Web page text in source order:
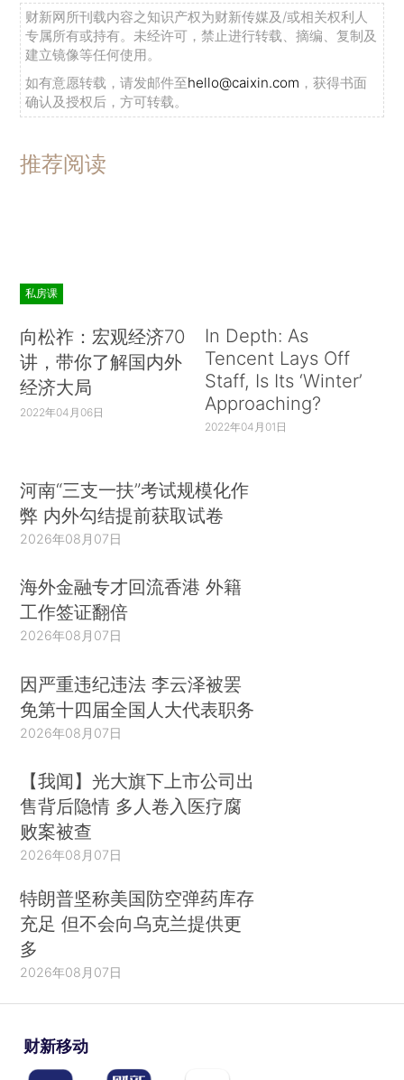
财新网所刊载内容之知识产权为财新传媒及/或相关权利人
专属所有或持有。未经许可，禁止进行转载、摘编、复制及
建立镜像等任何使用。
如有意愿转载，请发邮件至hello@caixin.com ，获得书面
确认及授权后，方可转载。
推荐阅读
私房课
向松祚：宏观经济70
讲，带你了解国内外
经济大局
2022年04月06日
In Depth: As
Tencent Lays Off
Staff, Is Its ‘Winter’
Approaching?
2022年04月01日
河南“三支一扶”考试规模化作
弊 内外勾结提前获取试卷
2026年08月07日
海外金融专才回流香港 外籍
工作签证翻倍
2026年08月07日
因严重违纪违法 李云泽被罢
免第十四届全国人大代表职务
2026年08月07日
【我闻】光大旗下上市公司出
售背后隐情 多人卷入医疗腐
败案被查
2026年08月07日
特朗普坚称美国防空弹药库存
充足 但不会向乌克兰提供更
多
2026年08月07日
财新移动